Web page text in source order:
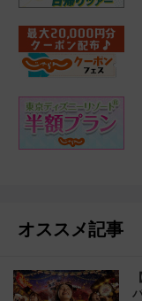
オススメ記事